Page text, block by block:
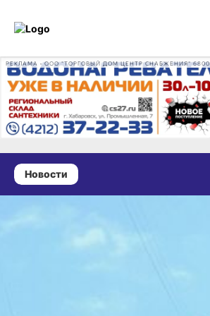
Новости
голосования